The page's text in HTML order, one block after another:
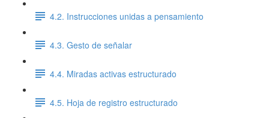
4.2. Instrucciones unidas a pensamiento
4.3. Gesto de señalar
4.4. Miradas activas estructurado
4.5. Hoja de registro estructurado